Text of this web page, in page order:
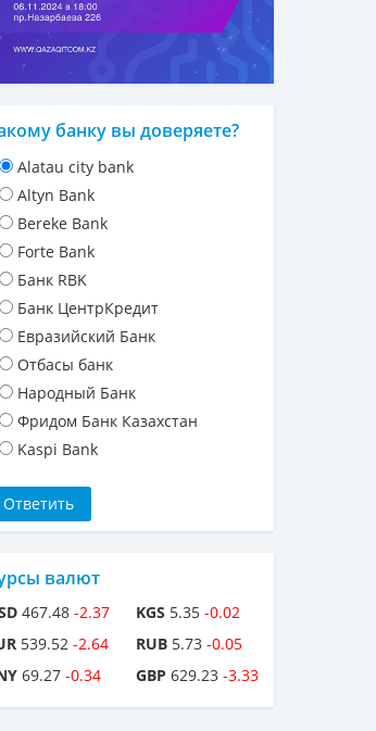
банку вы доверяете?
Alatau city bank
Altyn Bank
Bereke Bank
Forte Bank
Банк RBK
Банк ЦентрКредит
Евразийский Банк
Отбасы банк
Народный Банк
Фридом Банк Казахстан
Kaspi Bank
валют
467.48 -2.37
539.52 -2.64
69.27 -0.34
KGS 5.35 -0.02
RUB 5.73 -0.05
GBP 629.23 -3.33